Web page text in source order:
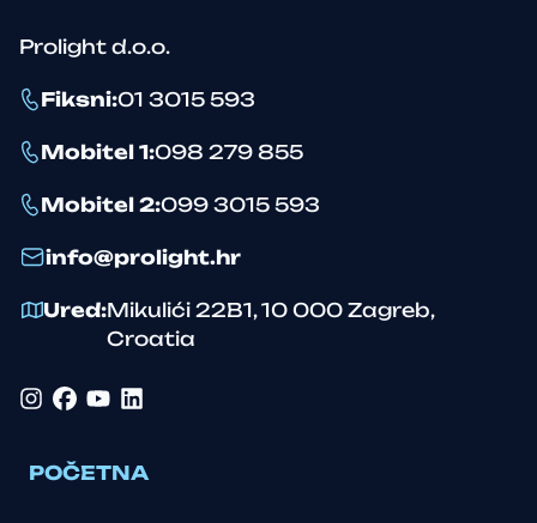
Prolight d.o.o.
Fiksni:01 3015 593
Mobitel 1:098 279 855
Mobitel 2:099 3015 593
info@prolight.hr
Ured:Mikulići 22B1,10 000 Zagreb,
Croatia
POČETNA